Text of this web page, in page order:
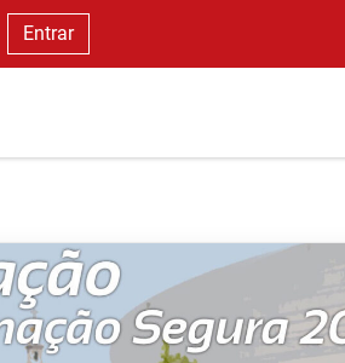
Entrar